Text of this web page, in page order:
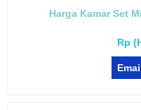
Harga Kamar Set
Rp